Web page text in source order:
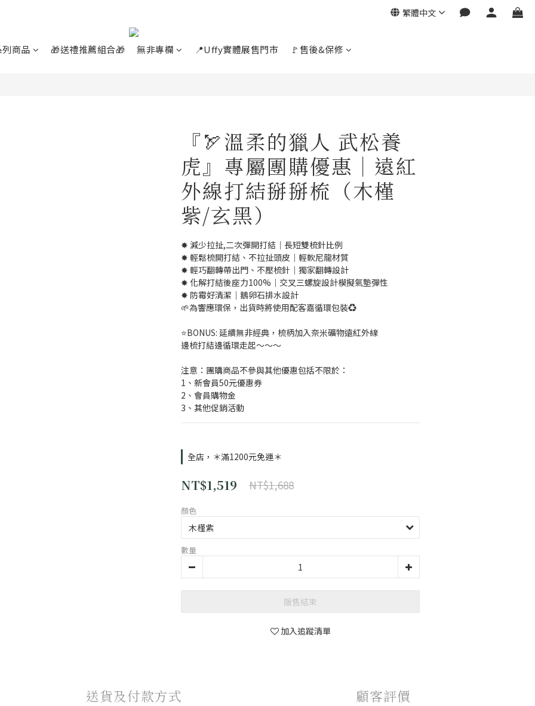
繁體中文
商品 🎁送禮推薦組合🎁 無非專欄 📍Uffy實體展售門市 🚩售後&保修
『🏹溫柔的獵人 武松養
虎』專屬團購優惠｜遠紅
外線打結掰掰梳（木槿
紫/玄黑）
✸ 減少拉扯,二次彈開打結｜長短雙梳針比例
✸ 輕鬆梳開打結、不拉扯頭皮｜輕軟尼龍材質
✸ 輕巧翻轉帶出門、不壓梳針｜獨家翻轉設計
✸ 化解打結後座力100%｜交叉三螺旋設計模擬氣墊彈性
✸ 防霉好清潔｜鵝卵石排水設計
🌱為響應環保，出貨時將使用配客嘉循環包裝♻️
⭐️BONUS: 延續無非經典，梳柄加入奈米礦物遠紅外線
邊梳打結邊循環走起～～～
注意：團購商品不參與其他優惠包括不限於：
1、新會員50元優惠券
2、會員購物金
3、其他促銷活動
全店，＊滿1200元免運＊
NT$1,688
NT$1,519
顏色
數量
販售結束
加入追蹤清單
送貨及付款方式 顧客評價